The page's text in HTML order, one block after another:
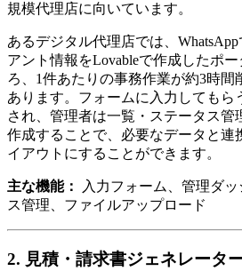
規模代理店に向いています。
あるデジタル代理店では、
アント情報をLovableで作成したポ
ろ、1件あたりの事務作業が約3時間
あります。フォームに入力してもら
され、管理者は一覧・ステータス管
作成することで、必要なデータと連
イアウトにすることができます。
主な機能：
入力フォーム、管理ダ
ス管理、ファイルアップロード
2. 見積・請求書ジェネレータ